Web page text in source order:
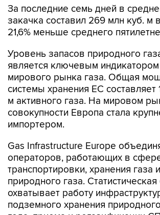
За последние семь дней в
закачка составил 269 млн куб. м
21,6% меньше среднего
Уровень запасов природного
является ключевым
мирового рынка газа. Общая
системы хранения ЕС составляет
м активного газа. На мировом
совокупности Европа стала
импортером.
Gas Infrastructure Europe
операторов, работающих в
транспортировки, хранения газа
природного газа. Статистическая
охватывает работу
подземного хранения природного